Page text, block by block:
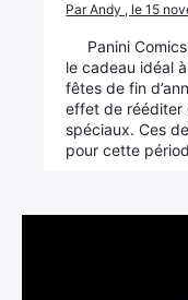
Par Andy , le 15
Panini
le cadeau idéal
fêtes de fin
effet de rééditer
spéciaux. Ces
pour cette